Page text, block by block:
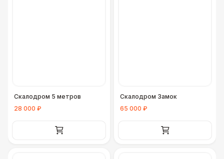
Скалодром 5 метров
28 000 ₽
Скалодром Замок
65 000 ₽